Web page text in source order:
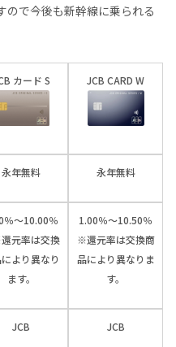
ので今後も新幹線に乗られる
カード S JCB CARD W
永年無料 永年無料
％～10.00％
元率は交換
より異なり
ます。
1.00％～10.50％
※還元率は交換商
品により異なりま
す。
JCB JCB